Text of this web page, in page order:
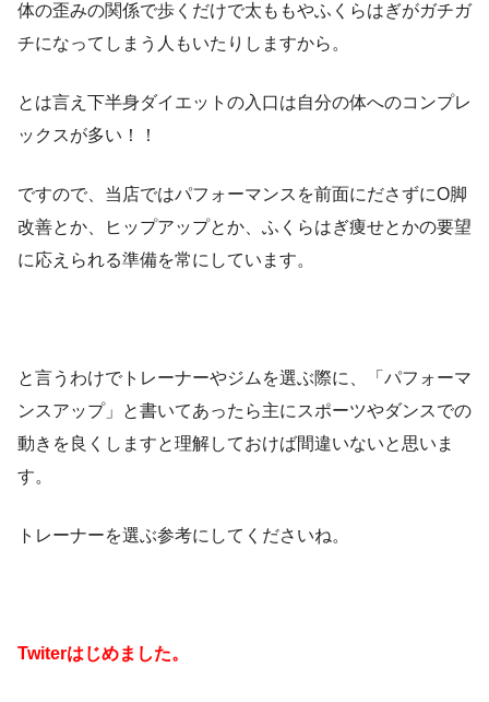
体の歪みの関係で歩くだけで太ももやふくらはぎがガチガ
チになってしまう人もいたりしますから。
とは言え下半身ダイエットの入口は自分の体へのコンプレ
ックスが多い！！
ですので、当店ではパフォーマンスを前面にださずにO脚
改善とか、ヒップアップとか、ふくらはぎ痩せとかの要望
に応えられる準備を常にしています。
と言うわけでトレーナーやジムを選ぶ際に、「パフォーマ
ンスアップ」と書いてあったら主にスポーツやダンスでの
動きを良くしますと理解しておけば間違いないと思いま
す。
トレーナーを選ぶ参考にしてくださいね。
Twiterはじめました。